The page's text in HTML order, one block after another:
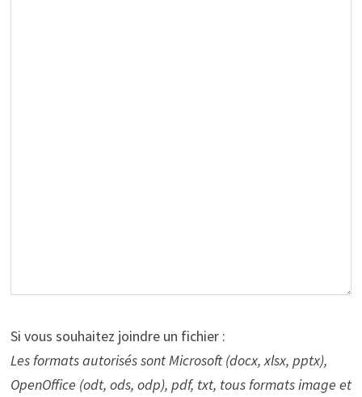
Si vous souhaitez joindre un fichier :
Les formats autorisés sont Microsoft (docx, xlsx, pptx),
OpenOffice (odt, ods, odp), pdf, txt, tous formats image et